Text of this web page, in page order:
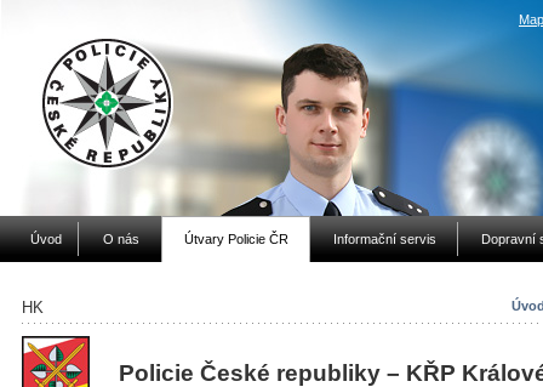
Úvod O nás Útvary Policie ČR Informační servis Dopravní
HK
Policie České republiky – KŘP